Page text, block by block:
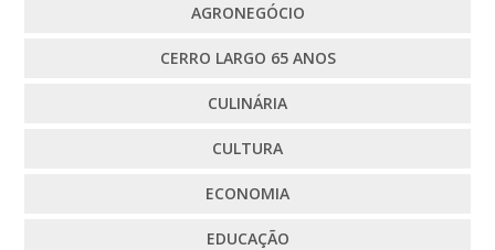
AGRONEGÓCIO
CERRO LARGO 65 ANOS
CULINÁRIA
CULTURA
ECONOMIA
EDUCAÇÃO